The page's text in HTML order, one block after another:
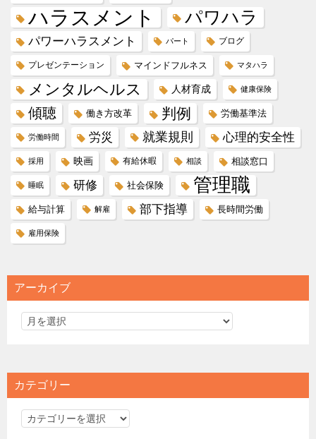
ハラスメント パワハラ
パワーハラスメント パート ブログ
プレゼンテーション マインドフルネス マタハラ
メンタルヘルス 人材育成 健康保険
傾聴 働き方改革 判例 労働基準法
労働時間 労災 就業規則 心理的安全性
採用 映画 有給休暇 相談 相談窓口
睡眠 研修 社会保険 管理職
給与計算 解雇 部下指導 長時間労働
雇用保険
アーカイブ
カテゴリー
カ